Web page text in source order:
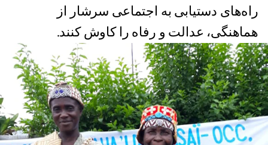
راه‌های دستیابی به اجتماعی سرشار از
هماهنگی، عدالت و رفاه را کاوش کنند.